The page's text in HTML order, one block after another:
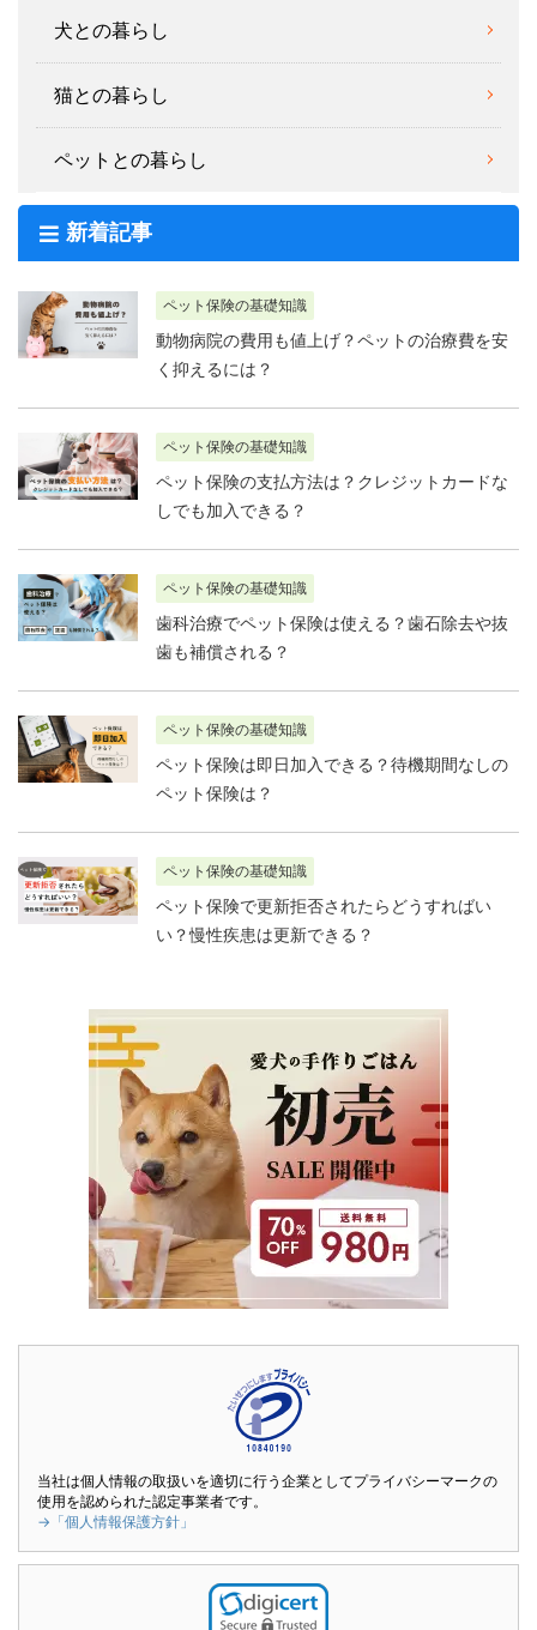
犬との暮らし
猫との暮らし
ペットとの暮らし
新着記事
ペット保険の基礎知識
動物病院の費用も値上げ？ペットの治療費を安
く抑えるには？
ペット保険の基礎知識
ペット保険の支払方法は？クレジットカードな
しでも加入できる？
ペット保険の基礎知識
歯科治療でペット保険は使える？歯石除去や抜
歯も補償される？
ペット保険の基礎知識
ペット保険は即日加入できる？待機期間なしの
ペット保険は？
ペット保険の基礎知識
ペット保険で更新拒否されたらどうすればい
い？慢性疾患は更新できる？
当社は個人情報の取扱いを適切に行う企業としてプライバシーマークの
使用を認められた認定事業者です。
→「個人情報保護方針」